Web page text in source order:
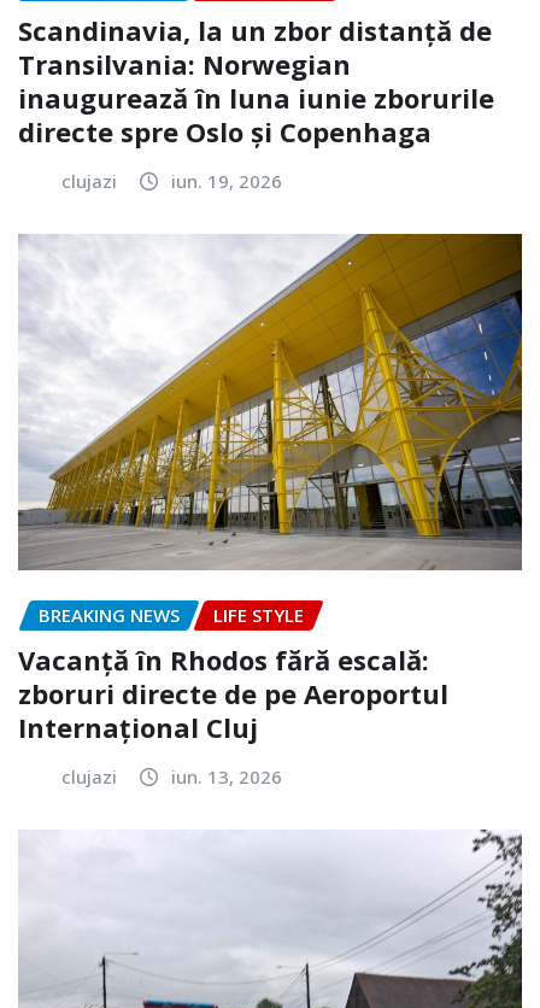
Scandinavia, la un zbor distanță de
Transilvania: Norwegian
inaugurează în luna iunie zborurile
directe spre Oslo și Copenhaga
clujazi iun. 19, 2026
BREAKING NEWS LIFE STYLE
Vacanță în Rhodos fără escală:
zboruri directe de pe Aeroportul
Internațional Cluj
clujazi iun. 13, 2026